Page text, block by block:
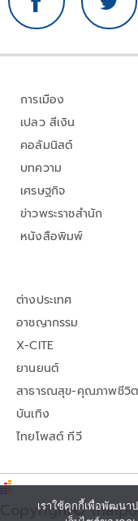
การเมือง
เปลว สีเงิน
คอลัมนิสต์
บทความ
เศรษฐกิจ
ข่าวพระราชสำนัก
หนังสือพิมพ์
ต่างประเทศ
อาชญากรรม
X-CITE
ยานยนต์
สาธารณสุข-คุณภาพชีวิต
บันเทิง
ไทยโพสต์ ทีวี
Copyright©
เราใช้คุกกี้เพื่อพัฒนา